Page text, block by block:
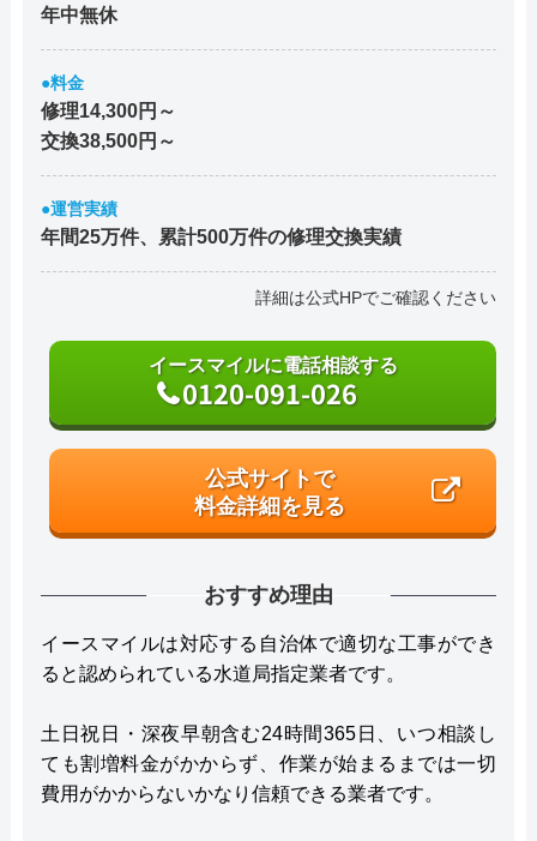
年中無休
●料金
修理14,300円～
交換38,500円～
●運営実績
年間25万件、累計500万件の修理交換実績
詳細は公式HPでご確認ください
イースマイルに電話相談する
0120-091-026
公式サイトで
料金詳細を見る
おすすめ理由
イースマイルは対応する自治体で適切な工事ができ
ると認められている水道局指定業者です。
土日祝日・深夜早朝含む24時間365日、いつ相談し
ても割増料金がかからず、作業が始まるまでは一切
費用がかからないかなり信頼できる業者です。